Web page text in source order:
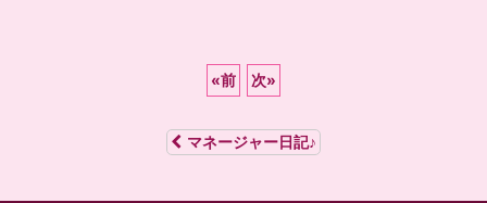
«前 次»
マネージャー日記♪